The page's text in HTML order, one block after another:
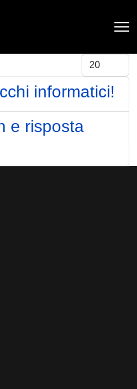
Visualizza #
informatici!
e risposta